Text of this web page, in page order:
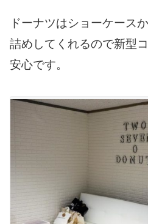
ドーナツはショーケース
詰めしてくれるので新型
安心です。